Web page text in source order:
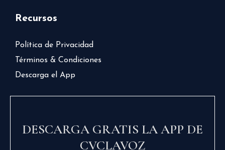
Recursos
Política de Privacidad
Términos & Condiciones
Descarga el App
DESCARGA GRATIS LA APP DE
CVCLAVOZ